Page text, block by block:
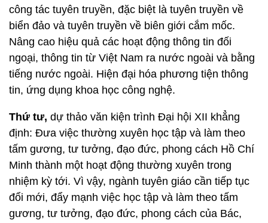
công tác tuyên truyền, đặc biệt là tuyên truyền về
biển đảo và tuyên truyền về biên giới cắm mốc.
Nâng cao hiệu quả các hoạt động thông tin đối
ngoại, thông tin từ Việt Nam ra nước ngoài và bằng
tiếng nước ngoài. Hiện đại hóa phương tiện thông
tin, ứng dụng khoa học công nghệ.
Thứ tư, dự thảo văn kiện trình Đại hội XII khẳng
định: Đưa việc thường xuyên học tập và làm theo
tấm gương, tư tưởng, đạo đức, phong cách Hồ Chí
Minh thành một hoạt động thường xuyên trong
nhiệm kỳ tới. Vì vậy, ngành tuyên giáo cần tiếp tục
đổi mới, đẩy mạnh việc học tập và làm theo tấm
gương, tư tưởng, đạo đức, phong cách của Bác,